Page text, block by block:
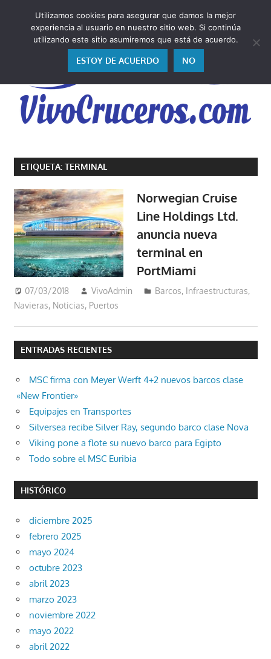
contenido
cruceros
como
los
vivo,
los
cuento
ETIQUETA: TERMINAL
Norwegian Cruise
Line Holdings Ltd.
anuncia nueva
terminal en
PortMiami
07/03/2018 VivoAdmin Barcos, Infraestructuras,
Navieras, Noticias, Puertos
ENTRADAS RECIENTES
MSC firma con Meyer Werft 4+2 nuevos barcos clase
«New Frontier»
Equipajes en Transportes
Silversea recibe Silver Ray, segundo barco clase Nova
Viking pone a flote su nuevo barco para Egipto
Todo sobre el MSC Euribia
HISTÓRICO
diciembre 2025
febrero 2025
mayo 2024
octubre 2023
abril 2023
marzo 2023
noviembre 2022
mayo 2022
abril 2022
Utilizamos cookies para asegurar que damos la mejor
experiencia al usuario en nuestro sitio web. Si continúa
utilizando este sitio asumiremos que está de acuerdo.
ESTOY DE ACUERDO NO